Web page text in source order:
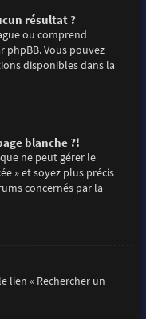
résultat ?
ou comprend
phpBB. Vous pouvez
disponibles dans la
blanche ?!
ne peut gérer le
» et soyez plus précis
concernés par la
lien « Rechercher un